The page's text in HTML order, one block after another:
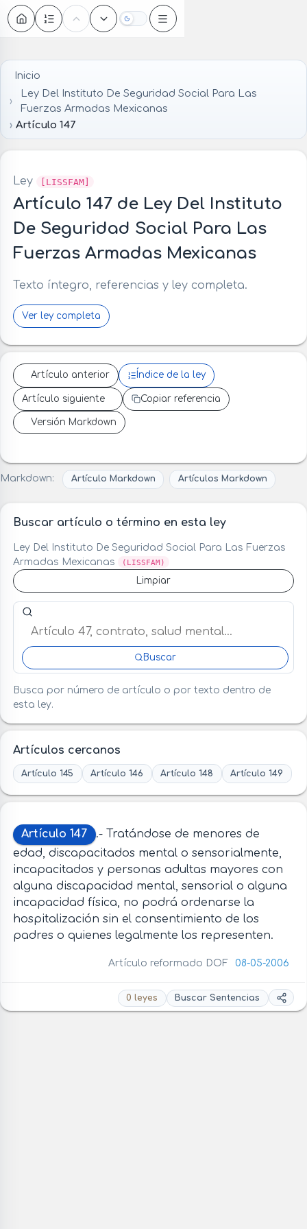
Oscuro
Inicio
Ley Del Instituto De Seguridad Social Para Las
Fuerzas Armadas Mexicanas
Artículo 147
Ley [LISSFAM]
Artículo 147 de Ley Del Instituto
De Seguridad Social Para Las
Fuerzas Armadas Mexicanas
Texto íntegro, referencias y ley completa.
Ver ley completa
Artículo anterior Índice de la ley
Artículo siguiente Copiar referencia
Versión Markdown
Markdown: Artículo Markdown Artículos Markdown
Buscar artículo o término en esta ley
Ley Del Instituto De Seguridad Social Para Las Fuerzas
Armadas Mexicanas
(LISSFAM)
Limpiar
Buscar artículo o término en esta ley
Buscar
Busca por número de artículo o por texto dentro de
esta ley.
Artículos cercanos
Artículo 145 Artículo 146 Artículo 148 Artículo 149
Artículo 147
.- Tratándose de menores de
edad, discapacitados mental o sensorialmente,
incapacitados y personas adultas mayores con
alguna discapacidad mental, sensorial o alguna
incapacidad física, no podrá ordenarse la
hospitalización sin el consentimiento de los
padres o quienes legalmente los representen.
Artículo reformado DOF 08-05-2006
0 leyes Buscar Sentencias